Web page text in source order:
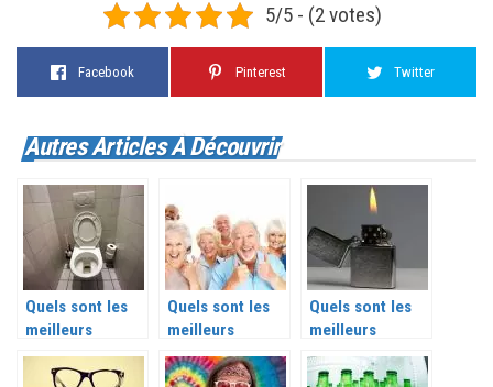
5/5 - (2 votes)
Facebook Pinterest Twitter
Autres Articles À Découvrir
Quels sont les
meilleurs
accessoires
toilettes ?
Quels sont les
meilleurs
accessoires de
voyage pour
Quels sont les
meilleurs
accessoires
zippo ?